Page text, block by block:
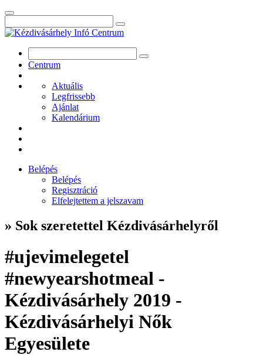
Centrum
Aktuális
Legfrissebb
Ajánlat
Kalendárium
Belépés
Belépés
Regisztráció
Elfelejtettem a jelszavam
» Sok szeretettel Kézdivásárhelyről
#ujevimelegetel
#newyearshotmeal -
Kézdivásárhely 2019 -
Kézdivásárhelyi Nők
Egyesülete